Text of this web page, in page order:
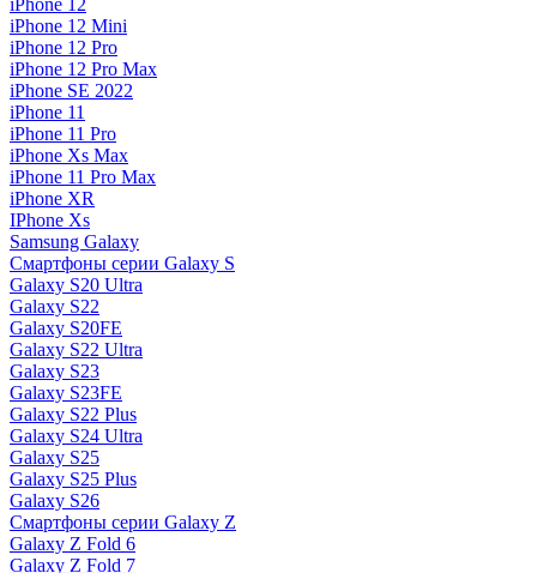
iPhone 12
iPhone 12 Mini
iPhone 12 Pro
iPhone 12 Pro Max
iPhone SE 2022
iPhone 11
iPhone 11 Pro
iPhone Xs Max
iPhone 11 Pro Max
iPhone XR
IPhone Xs
Samsung Galaxy
Смартфоны серии Galaxy S
Galaxy S20 Ultra
Galaxy S22
Galaxy S20FE
Galaxy S22 Ultra
Galaxy S23
Galaxy S23FE
Galaxy S22 Plus
Galaxy S24 Ultra
Galaxy S25
Galaxy S25 Plus
Galaxy S26
Смартфоны серии Galaxy Z
Galaxy Z Fold 6
Galaxy Z Fold 7